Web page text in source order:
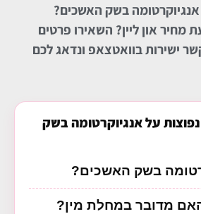
בשק האשכים?
מחיר און ליין? השאירו פרטים
ישירות בוואטצאפ ונדאג לכם
על אנגיוקרטומה בשק
בשק האשכים?
מדובר במחלת מין?